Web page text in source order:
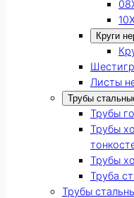
Круги
Листы
Трубы
Трубы
Трубы
Трубы
Труба
Трубы